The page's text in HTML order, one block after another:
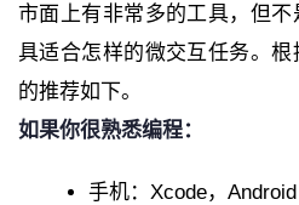
市面上有非常多的工具，但
具适合怎样的微交互任务。
的推荐如下。
如果你很熟悉编程：
手机：Xcode，Android